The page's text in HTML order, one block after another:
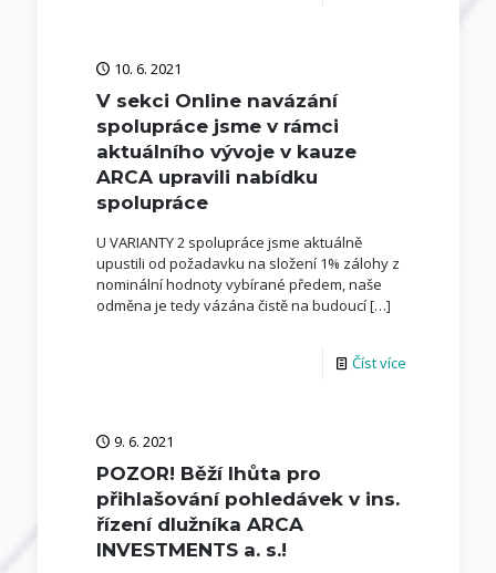
10. 6. 2021
V sekci Online navázání
spolupráce jsme v rámci
aktuálního vývoje v kauze
ARCA upravili nabídku
spolupráce
U VARIANTY 2 spolupráce jsme aktuálně
upustili od požadavku na složení 1% zálohy z
nominální hodnoty vybírané předem, naše
odměna je tedy vázána čistě na budoucí[…]
Číst více
9. 6. 2021
POZOR! Běží lhůta pro
přihlašování pohledávek v ins.
řízení dlužníka ARCA
INVESTMENTS a. s.!